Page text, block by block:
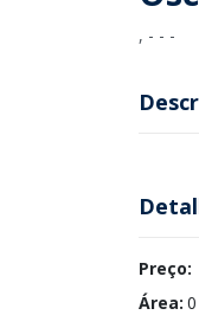
, - - -
Preço:
Área: